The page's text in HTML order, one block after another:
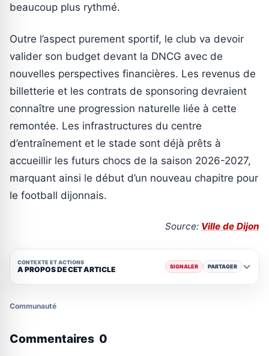
beaucoup plus rythmé.
Outre l’aspect purement sportif, le club va devoir
valider son budget devant la DNCG avec de
nouvelles perspectives financières. Les revenus de
billetterie et les contrats de sponsoring devraient
connaître une progression naturelle liée à cette
remontée. Les infrastructures du centre
d’entraînement et le stade sont déjà prêts à
accueillir les futurs chocs de la saison 2026-2027,
marquant ainsi le début d’un nouveau chapitre pour
le football dijonnais.
Source: Ville de Dijon
CONTEXTE ET ACTIONS
A PROPOS DE CET ARTICLE SIGNALER PARTAGER
Communauté
Commentaires 0